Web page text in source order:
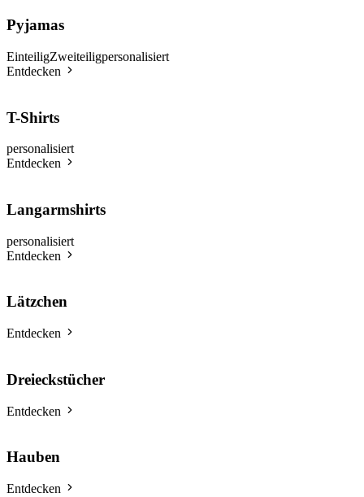
Pyjamas
EinteiligZweiteiligpersonalisiert
Entdecken
T-Shirts
personalisiert
Entdecken
Langarmshirts
personalisiert
Entdecken
Lätzchen
Entdecken
Dreieckstücher
Entdecken
Hauben
Entdecken